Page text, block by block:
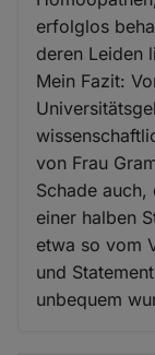
erfolglos
deren Leiden
Mein Fazit:
von Frau
Schade
einer halben
etwa so vom
und
unbequem